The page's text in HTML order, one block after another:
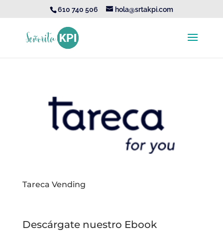
610 740 506 hola@srtakpi.com
Tareca Vending
Descárgate nuestro Ebook